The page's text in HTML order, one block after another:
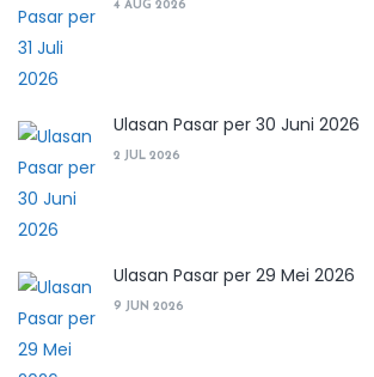
4 AUG 2026
Ulasan Pasar per 30 Juni 2026
2 JUL 2026
Ulasan Pasar per 29 Mei 2026
9 JUN 2026